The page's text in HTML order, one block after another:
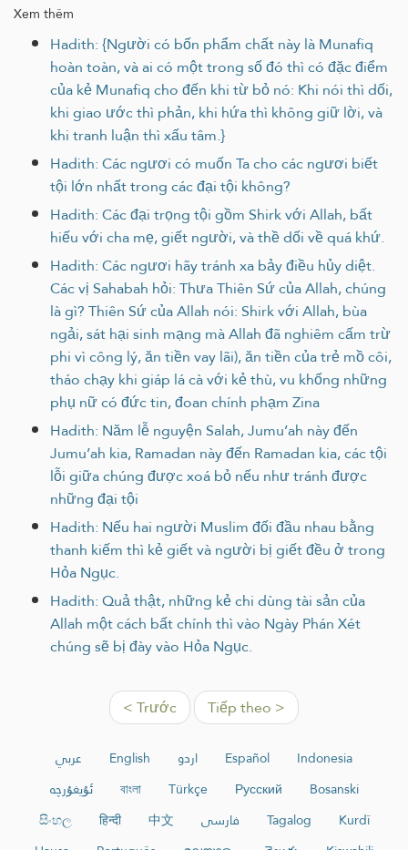
Xem thêm
Hadith: {Người có bốn phẩm chất này là Munafiq
hoàn toàn, và ai có một trong số đó thì có đặc điểm
của kẻ Munafiq cho đến khi từ bỏ nó: Khi nói thì dối,
khi giao ước thì phản, khi hứa thì không giữ lời, và
khi tranh luận thì xấu tâm.}
Hadith: Các ngươi có muốn Ta cho các ngươi biết
tội lớn nhất trong các đại tội không?
Hadith: Các đại trọng tội gồm Shirk với Allah, bất
hiếu với cha mẹ, giết người, và thề dối về quá khứ.
Hadith: Các ngươi hãy tránh xa bảy điều hủy diệt.
Các vị Sahabah hỏi: Thưa Thiên Sứ của Allah, chúng
là gì? Thiên Sứ của Allah nói: Shirk với Allah, bùa
ngải, sát hại sinh mạng mà Allah đã nghiêm cấm trừ
phi vì công lý, ăn tiền vay lãi), ăn tiền của trẻ mồ côi,
tháo chạy khi giáp lá cà với kẻ thù, vu khống những
phụ nữ có đức tin, đoan chính phạm Zina
Hadith: Năm lễ nguyện Salah, Jumu’ah này đến
Jumu’ah kia, Ramadan này đến Ramadan kia, các tội
lỗi giữa chúng được xoá bỏ nếu như tránh được
những đại tội
Hadith: Nếu hai người Muslim đối đầu nhau bằng
thanh kiếm thì kẻ giết và người bị giết đều ở trong
Hỏa Ngục.
Hadith: Quả thật, những kẻ chi dùng tài sản của
Allah một cách bất chính thì vào Ngày Phán Xét
chúng sẽ bị đày vào Hỏa Ngục.
< Trước Tiếp theo >
عربي English اردو Español
Indonesia
ئۇيغۇرچە
বাংলা Türkçe Русский
Bosanski
සිංහල
हिन्दी 中文 فارسی Tagalog
Kurdî